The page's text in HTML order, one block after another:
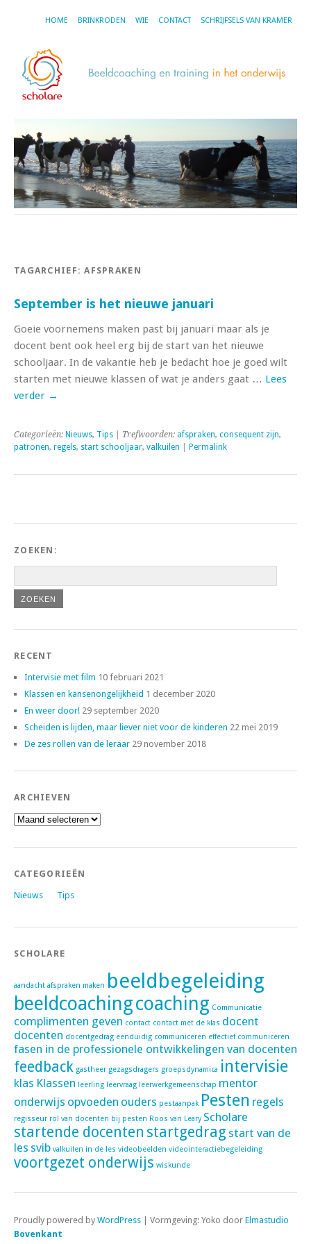
HOME BRINKRODEN WIE CONTACT SCHRIJFSELS VAN KRAMER
TAGARCHIEF:AFSPRAKEN
September is het nieuwe januari
Goeie voornemens maken past bij januari maar als je
docent bent ook heel erg bij de start van het nieuwe
schooljaar. In de vakantie heb je bedacht hoe je goed wilt
starten met nieuwe klassen of wat je anders gaat … Lees
verder →
Categorieën: Nieuws, Tips | Trefwoorden: afspraken, consequent zijn,
patronen, regels, start schooljaar, valkuilen Permalink
ZOEKEN:
RECENT
Intervisie met film 10 februari 2021
Klassen en kansenongelijkheid 1 december 2020
En weer door! 29 september 2020
Scheiden is lijden, maar liever niet voor de kinderen 22 mei 2019
De zes rollen van de leraar 29 november 2018
ARCHIEVEN
Archieven
CATEGORIEËN
Nieuws Tips
SCHOLARE
aandacht afspraken maken beeldbegeleiding
beeldcoachingcoaching Communicatie
complimenten geven contact contact met de klas docent
docenten docentgedrag eenduidig communiceren effectief communiceren
fasen in de professionele ontwikkelingen van docenten
feedback gastheer gezagsdragers groepsdynamica intervisie
klas Klassen leerling leervraag leerwerkgemeenschap mentor
onderwijs opvoeden ouders pestaanpak Pesten regels
regisseur rol van docenten bij pesten Roos van Leary Scholare
startende docenten startgedrag start van de
les svib valkuilen in de les videobeelden videointeractiebegeleiding
voortgezet onderwijs wiskunde
Proudly powered by WordPress Vormgeving: Yoko door Elmastudio
Bovenkant